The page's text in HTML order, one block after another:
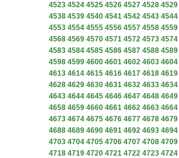
4523 4524 4525 4526 4527 4528 4529
4538 4539 4540 4541 4542 4543 4544
4553 4554 4555 4556 4557 4558 4559
4568 4569 4570 4571 4572 4573 4574
4583 4584 4585 4586 4587 4588 4589
4598 4599 4600 4601 4602 4603 4604
4613 4614 4615 4616 4617 4618 4619
4628 4629 4630 4631 4632 4633 4634
4643 4644 4645 4646 4647 4648 4649
4658 4659 4660 4661 4662 4663 4664
4673 4674 4675 4676 4677 4678 4679
4688 4689 4690 4691 4692 4693 4694
4703 4704 4705 4706 4707 4708 4709
4718 4719 4720 4721 4722 4723 4724